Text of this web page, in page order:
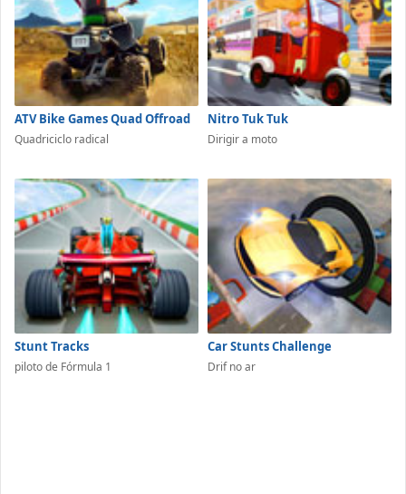
ATV Bike Games Quad Offroad
Quadriciclo radical
Nitro Tuk Tuk
Dirigir a moto
Stunt Tracks
piloto de Fórmula 1
Car Stunts Challenge
Drif no ar